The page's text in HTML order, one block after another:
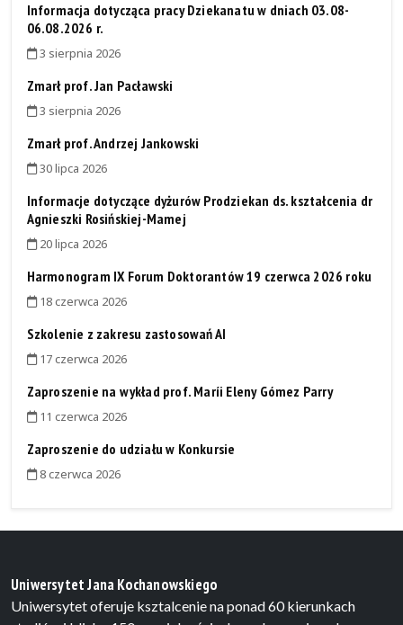
Informacja dotycząca pracy Dziekanatu w dniach 03.08-
06.08.2026 r.
3 sierpnia 2026
Zmarł prof. Jan Pacławski
3 sierpnia 2026
Zmarł prof. Andrzej Jankowski
30 lipca 2026
Informacje dotyczące dyżurów Prodziekan ds. kształcenia dr
Agnieszki Rosińskiej-Mamej
20 lipca 2026
Harmonogram IX Forum Doktorantów 19 czerwca 2026 roku
18 czerwca 2026
Szkolenie z zakresu zastosowań AI
17 czerwca 2026
Zaproszenie na wykład prof. Maríi Eleny Gómez Parry
11 czerwca 2026
Zaproszenie do udziału w Konkursie
8 czerwca 2026
Uniwersytet Jana Kochanowskiego
Uniwersytet oferuje ksztalcenie na ponad 60 kierunkach